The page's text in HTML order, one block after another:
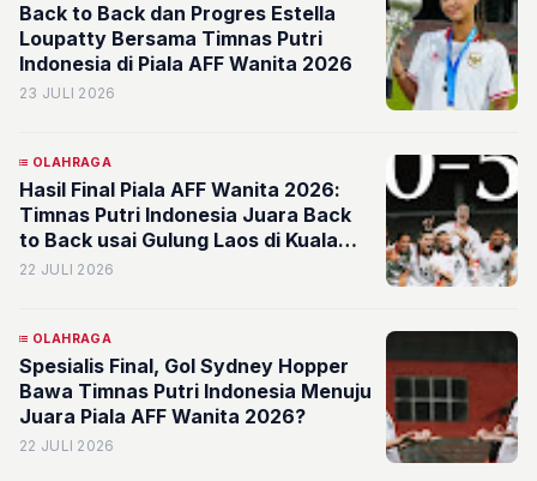
Back to Back dan Progres Estella
Loupatty Bersama Timnas Putri
Indonesia di Piala AFF Wanita 2026
23 JULI 2026
OLAHRAGA
Hasil Final Piala AFF Wanita 2026:
Timnas Putri Indonesia Juara Back
to Back usai Gulung Laos di Kuala
Lumpur
22 JULI 2026
OLAHRAGA
Spesialis Final, Gol Sydney Hopper
Bawa Timnas Putri Indonesia Menuju
Juara Piala AFF Wanita 2026?
22 JULI 2026